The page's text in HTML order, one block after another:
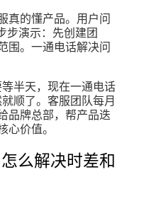
真的懂产品。用户问
步演示：先创建团
围。一通电话解决问
半天，现在一通电话
顺了。客服团队每月
品牌总部，帮产品迭
心价值。
么解决时差和